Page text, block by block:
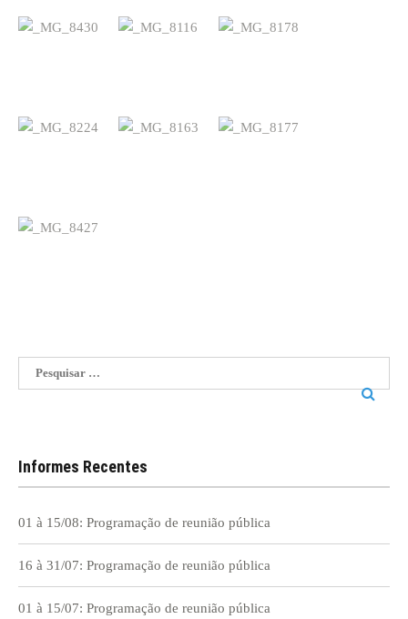
Pesquisar
por:
Informes Recentes
01 à 15/08: Programação de reunião pública
16 à 31/07: Programação de reunião pública
01 à 15/07: Programação de reunião pública